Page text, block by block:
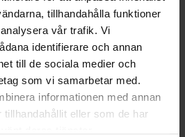
tillhandahålla funktioner
vår trafik. Vi
identifierare och annan
till de sociala medier och
som vi samarbetar med.
informationen med annan
eller som de har
intervjun med
endast om arbets- och
det är ändamålsenligt att
periodiska intervjuerna
ordna var tredje månad.
innebär att arbetssökande